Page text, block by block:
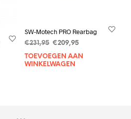
SW-Motech PRO Rearbag
€231,95 Oorspronkelijke
prijs
was:
€209,95Huidige
prijs
TOEVOEGEN AAN
WINKELWAGEN